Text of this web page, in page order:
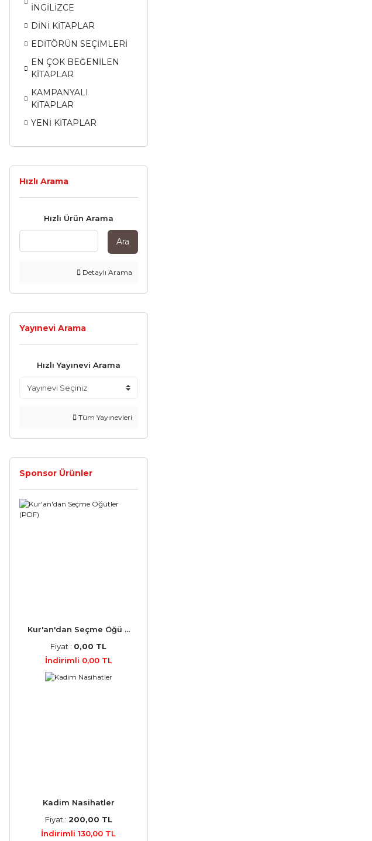
İNGİLİZCE
DİNİ KİTAPLAR
EDİTÖRÜN SEÇİMLERİ
EN ÇOK BEĞENİLEN
KİTAPLAR
KAMPANYALI
KİTAPLAR
YENİ KİTAPLAR
Hızlı Arama
Hızlı Ürün Arama
Ara
Detaylı Arama
Yayınevi Arama
Hızlı Yayınevi Arama
Tüm Yayınevleri
Sponsor Ürünler
Kur'an'dan Seçme Öğü ...
Fiyat : 0,00 TL
İndirimli 0,00 TL
Kadim Nasihatler
Fiyat : 200,00 TL
İndirimli 130,00 TL